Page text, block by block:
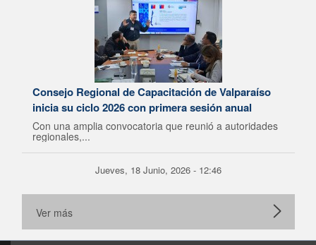
Consejo Regional de Capacitación de Valparaíso
inicia su ciclo 2026 con primera sesión anual
Con una amplia convocatoria que reunió a autoridades
regionales,...
Jueves, 18 Junio, 2026 - 12:46
Ver más